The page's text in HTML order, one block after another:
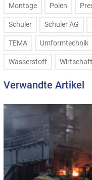
Montage Polen
Schuler Schuler AG
TEMA Umformtechnik
Wasserstoff Wirtschaft
Verwandte Artikel